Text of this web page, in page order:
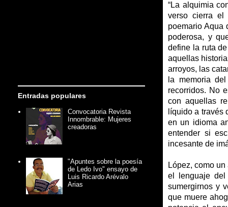
“La alquimia
verso cierra el
poemario Aqua
poderosa, y
define la ruta
aquellas
arroyos, las
la memoria
recorridos. No
con aquellas
líquido a través
en un idioma
entender si
incesante de
López, como
el lenguaje
sumergirnos y
que muere
Entradas populares
Convocatoria Revista
Innombrable: Mujeres
creadoras
"Apuntes sobre la poesía
de Ledo Ivo" ensayo de
Luis Ricardo Arévalo
Arias